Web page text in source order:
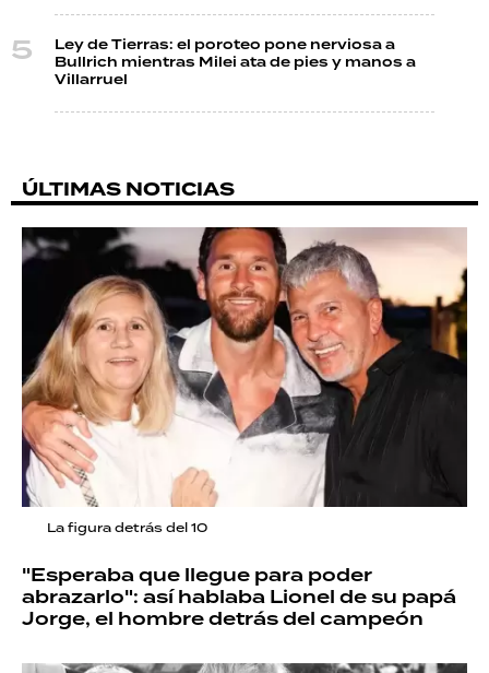
Ley de Tierras: el poroteo pone nerviosa a
Bullrich mientras Milei ata de pies y manos a
Villarruel
ÚLTIMAS NOTICIAS
La figura detrás del 10
"Esperaba que llegue para poder
abrazarlo": así hablaba Lionel de su papá
Jorge, el hombre detrás del campeón